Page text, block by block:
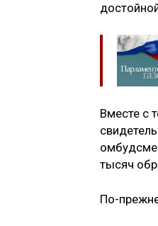
Вместе с
тысяч
По-